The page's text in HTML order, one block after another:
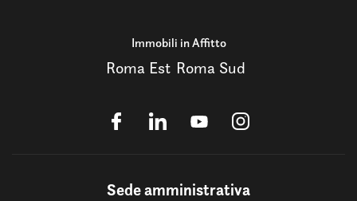
Immobili in Affitto
Roma Est Roma Sud
Sede amministrativa